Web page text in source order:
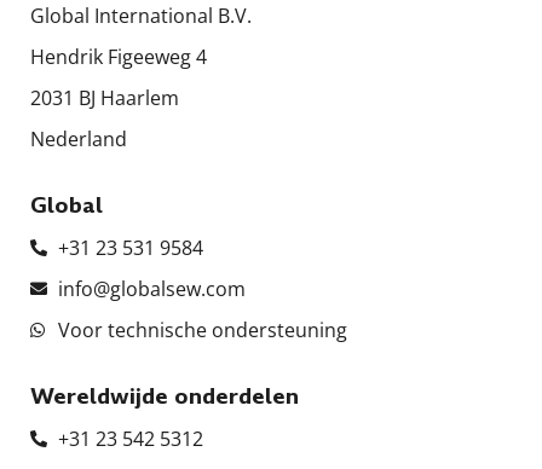
Global International B.V.
Hendrik Figeeweg 4
2031 BJ Haarlem
Nederland
Global
+31 23 531 9584
info@globalsew.com
Voor technische ondersteuning
Wereldwijde onderdelen
+31 23 542 5312